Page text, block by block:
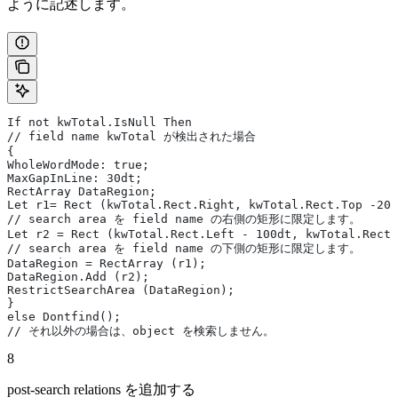
ように記述します。
If not kwTotal.IsNull Then
// field name kwTotal が検出された場合
{
WholeWordMode: true;
MaxGapInLine: 30dt;
RectArray DataRegion;
Let r1= Rect (kwTotal.Rect.Right, kwTotal.Rect.Top -
// search area を field name の右側の矩形に限定します。
Let r2 = Rect (kwTotal.Rect.Left - 100dt,
// search area を field name の下側の矩形に限定します。
DataRegion = RectArray (r1);
DataRegion.Add (r2);
RestrictSearchArea (DataRegion);
}
else Dontfind();
// それ以外の場合は、object を検索しません。
8
post-search relations を追加する